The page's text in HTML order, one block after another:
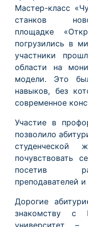
Мастер-класс
станков
площадке
погрузились в
участники
области на
модели. Это
навыков, без
современное
Участие в
позволило
почувствовать
посетив
преподавателей
Дорогие
знакомству с
университет